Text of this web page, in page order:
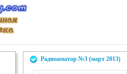
Радиоаматор №3 (март 2013)